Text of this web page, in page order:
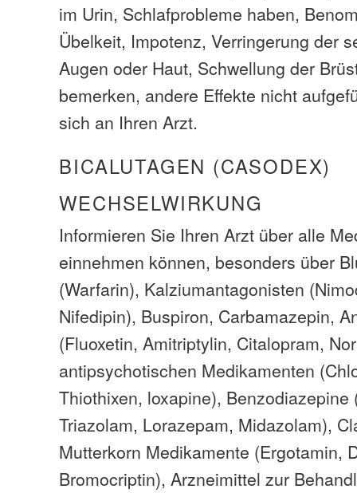
im Urin, Schlafprobleme haben,
Übelkeit, Impotenz, Verringerung der
Augen oder Haut, Schwellung der
bemerken, andere Effekte nicht
sich an Ihren Arzt.
BICALUTAGEN (CASODEX)
WECHSELWIRKUNG
Informieren Sie Ihren Arzt über alle
einnehmen können, besonders über
(Warfarin), Kalziumantagonisten
Nifedipin), Buspiron, Carbamazepin,
(Fluoxetin, Amitriptylin, Citalopram,
antipsychotischen Medikamenten
Thiothixen, loxapine), Benzodiazepine
Triazolam, Lorazepam, Midazolam),
Mutterkorn Medikamente (Ergotamin,
Bromocriptin), Arzneimittel zur